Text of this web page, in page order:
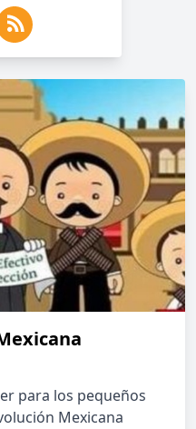
para los pequeños
Mexicana